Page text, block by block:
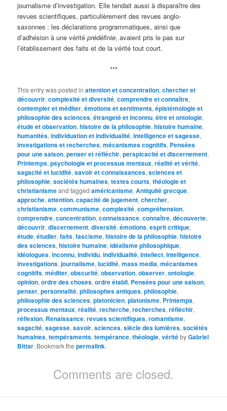
journalisme d’investigation. Elle tendait aussi à disparaître des
revues scientifiques, particulièrement des revues anglo-
saxonnes : les déclarations programmatiques, ainsi que
d’adhésion à une véritéprédéfinie, avaient pris le pas sur
l’établissement des faits et de la vérité tout court.
***
This entry was posted inattention et concentration,chercher et
découvrir,complexité et diversité,comprendre et connaître,
contempler et méditer,émotions et sentiments,épistémologie et
philosophie des sciences,étrangeté et inconnu,être et ontologie,
étude et observation,histoire de la philosophie,histoire humaine,
humanités,individuation et individualité,intelligence et sagesse,
investigations et recherches,mécanismes cognitifs, Pensées
pour une saison,penser et réfléchir,perspicacité et discernement,
Printemps,psychologie et processus mentaux,réalité et vérité,
sagacité et lucidité,savoir et connaissances,sciences et
philosophie,sociétés humaines,textes courts,théologie et
christianismeand taggedaméricanisme,Antiquité grecque,
approche,attention,capacité de jugement,chercher,
christianisme,communisme,complexité,compréhension,
comprendre,concentration,connaissance,connaître,découverte,
découvrir,discernement,diversité,émotions,esprit critique,
étude,étudier,faits,fascisme,histoire de la philosophie,histoire
des sciences,histoire humaine,idéalisme philosophique,
idéologues,inconnu,individu,individualité,intellect,intelligence,
investigations,journalisme,lucidité,mass media,mécanismes
cognitifs,méditer,obscurité,observation,observer,ontologie,
opinion,ordre des choses,ordre établi, Pensées pour une saison,
penser,personnalité,philosophes antiques,philosophie,
philosophie des sciences,platonicien,platonisme, Printemps,
processus mentaux,réalité,recherche,recherches,réfléchir,
réflexion, Renaissance,revues scientifiques,romantisme,
sagacité,sagesse,savoir,sciences,siècle des lumières,sociétés
humaines,tempéraments,tempérance,théologie,véritébyGabriel
Bittar. Bookmark thepermalink.
Comments are closed.